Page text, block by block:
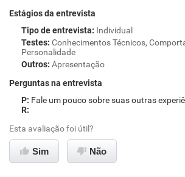
Estágios da entrevista
Tipo de entrevista: Individual
Testes: Conhecimentos Técnicos,
Personalidade
Outros: Apresentação
Perguntas na entrevista
Fale um pouco sobre suas outras
Esta avaliação foi útil?
Sim Não